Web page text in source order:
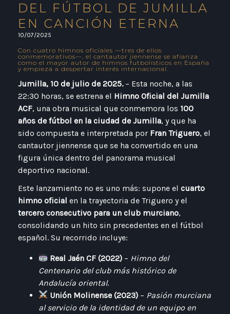
DEL FÚTBOL DE JUMILLA
EN CANCIÓN ETERNA
10/07/2025
Con cuatro himnos oficiales —tres de ellos
conmemorativos—, el cantautor jiennense se afianza
como el mayor autor de himnos futbolísticos en España
y empieza a despertar interés internacional.
Jumilla, 10 de julio de 2025.– Esta noche, a las
22:30 horas, se estrena el Himno Oficial del Jumilla
ACF, una obra musical que conmemora los 100
años de fútbol en la ciudad de Jumilla, y que ha
sido compuesta e interpretada por Fran Triguero, el
cantautor jiennense que se ha convertido en una
figura única dentro del panorama musical
deportivo nacional.
Este lanzamiento no es uno más: supone el cuarto
himno oficial en la trayectoria de Triguero y el
tercero consecutivo para un club murciano,
consolidando un hito sin precedentes en el fútbol
español. Su recorrido incluye:
Real Jaén CF (2022) – Himno del
Centenario del club más histórico de
Andalucía oriental.
Unión Molinense (2023) – Pasión murciana
al servicio de la identidad de un equipo en